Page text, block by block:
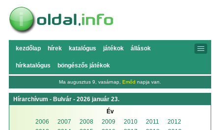
kezdőlap hírek katalógus játékok állások
hírkatalógus böngészős játékok
Ma augusztus 9, vasárnap, Emőd napja van.
Hírarchívum - Bulvár - 2026 január 23.
Év
2006
2007 2008 2009 2010 2011
2012